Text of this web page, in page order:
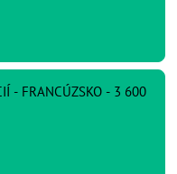
- FRANCÚZSKO - 3 600